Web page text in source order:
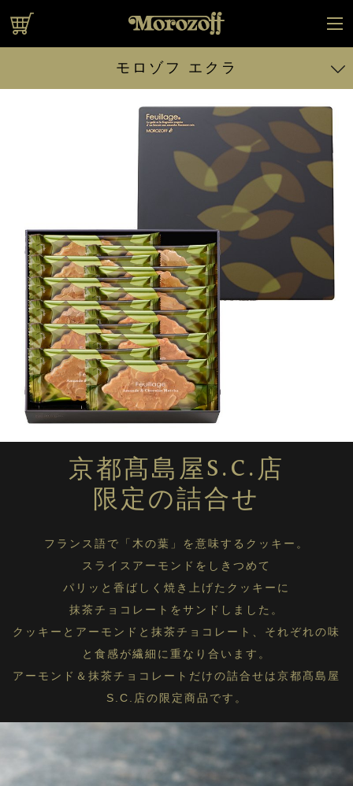
モロゾフ エクラ
宇治抹茶フィナンシェ
天緑
カスタードプリンé
（エクラ）
プリンブッセ
お濃茶プリン
（京都宇治抹茶使用）
京のお濃茶チーズケーキ
北海道根釧チーズケーキ
コーヒーミルクプリン （キリマンジャロ）
モロゾフ エクラに戻る
京都髙島屋S.C.店
限定の詰合せ
フランス語で「木の葉」を意味するクッキー。
スライスアーモンドをしきつめて
パリッと香ばしく焼き上げたクッキーに
抹茶チョコレートをサンドしました。
クッキーとアーモンドと抹茶チョコレート、それぞれの味
と食感が繊細に重なり合います。
アーモンド＆抹茶チョコレートだけの詰合せは京都髙島屋
S.C.店の限定商品です。